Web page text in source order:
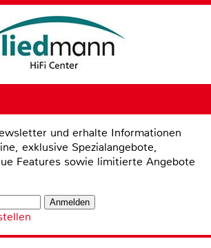
und erhalte Informationen
exklusive Spezialangebote,
Features sowie limitierte Angebote